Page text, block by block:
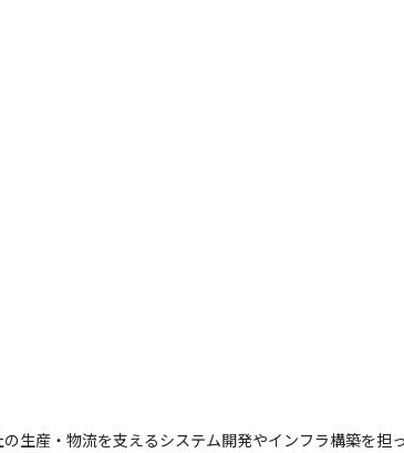
生産・物流を支えるシステム開発やインフラ構築を担っ